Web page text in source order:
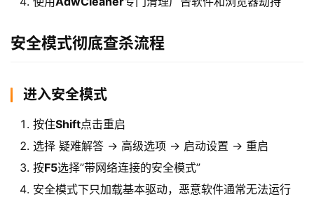
安全模式彻底查杀流程
进入安全模式
按住Shift点击重启
选择 疑难解答 → 高级选项 → 启动设置 → 重启
按F5选择”带网络连接的安全模式”
安全模式下只加载基本驱动，恶意软件通常无法运行